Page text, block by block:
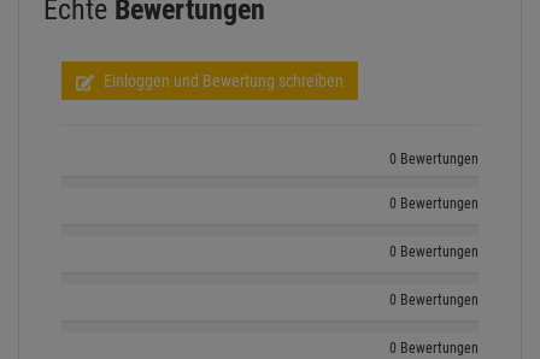
Echte Bewertungen
Einloggen und Bewertung schreiben
0 Bewertungen
0 Bewertungen
0 Bewertungen
0 Bewertungen
0 Bewertungen